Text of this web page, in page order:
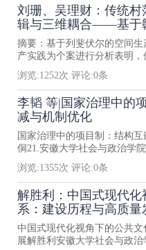
刘珊、吴理财：传统
辑与三维耦合——基于
摘要：基于列斐伏尔的空间
产实践为个案进行分析表明
浏览:1252次 评论:0条
李韬 等|国家治理中的
减与机制优化
国家治理中的项目制：结构
侗21.安徽大学社会与政治学
浏览:1355次 评论:0条
解胜利：中国式现代
系：建设历程与高质量
中国式现代化视角下的公共
展解胜利安徽大学社会与政